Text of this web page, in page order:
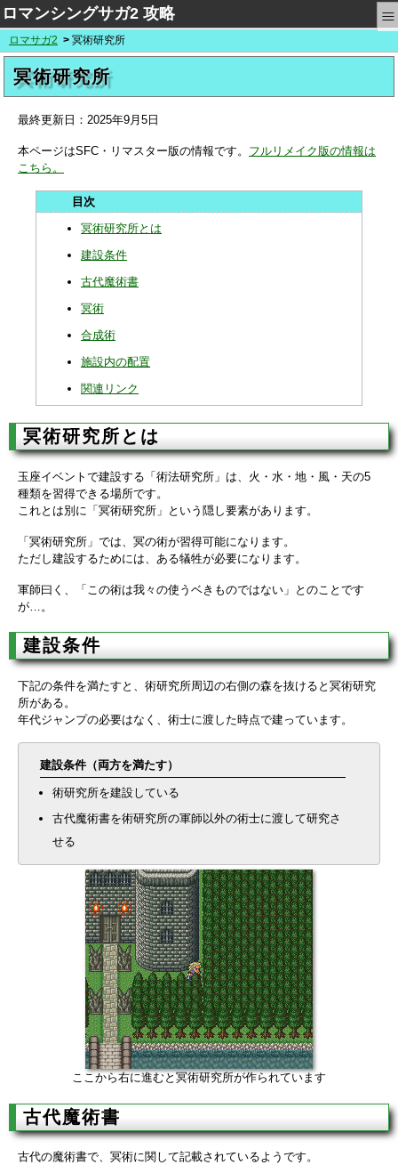
ロマンシングサガ2 攻略 ≡
ロマサガ2 冥術研究所
冥術研究所
最終更新日： 2025年9月5日
本ページはSFC・リマスター版の情報です。 フルリメイク版の情報は
こちら。
冥術研究所とは
建設条件
古代魔術書
冥術
合成術
施設内の配置
関連リンク
冥術研究所とは
玉座イベントで建設する「術法研究所」は、火・水・地・風・天の5
種類を習得できる場所です。
これとは別に「冥術研究所」という隠し要素があります。
「冥術研究所」では、冥の術が習得可能になります。
ただし建設するためには、ある犠牲が必要になります。
軍師曰く、「この術は我々の使うベきものではない」とのことです
が…。
建設条件
下記の条件を満たすと、術研究所周辺の右側の森を抜けると冥術研究
所がある。
年代ジャンプの必要はなく、術士に渡した時点で建っています。
建設条件（両方を満たす）
術研究所を建設している
古代魔術書を術研究所の軍師以外の術士に渡して研究さ
せる
ここから右に進むと冥術研究所が作られています
古代魔術書
古代の魔術書で、冥術に関して記載されているようです。